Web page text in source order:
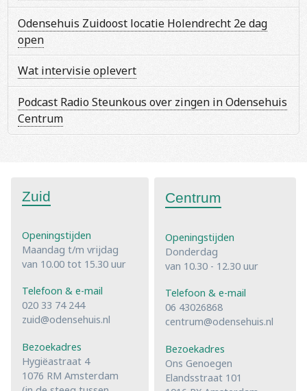
Odensehuis Zuidoost locatie Holendrecht 2e dag
open
Wat intervisie oplevert
Podcast Radio Steunkous over zingen in Odensehuis
Centrum
Zuid
Openingstijden
Maandag t/m vrijdag
van 10.00 tot 15.30 uur
Telefoon & e-mail
020 33 74 244
zuid@odensehuis.nl
Bezoekadres
Hygiëastraat 4
1076 RM Amsterdam
Centrum
Openingstijden
Donderdag
van 10.30 - 12.30 uur
Telefoon & e-mail
06 43026868
centrum@odensehuis.nl
Bezoekadres
Ons Genoegen
Elandsstraat 101